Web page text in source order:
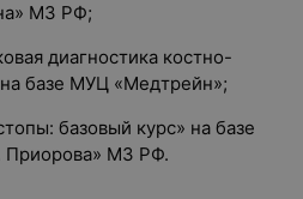
МЗ РФ;
диагностика костно-
базе МУЦ «Медтрейн»;
базовый курс» на базе
МЗ РФ.